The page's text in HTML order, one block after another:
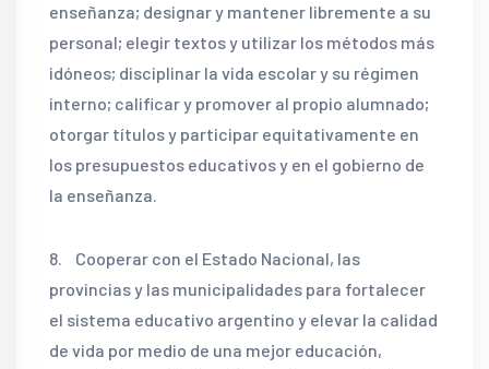
enseñanza; designar y mantener libremente a su
personal; elegir textos y utilizar los métodos más
idóneos; disciplinar la vida escolar y su régimen
interno; calificar y promover al propio alumnado;
otorgar títulos y participar equitativamente en
los presupuestos educativos y en el gobierno de
la enseñanza.
8. Cooperar con el Estado Nacional, las
provincias y las municipalidades para fortalecer
el sistema educativo argentino y elevar la calidad
de vida por medio de una mejor educación,